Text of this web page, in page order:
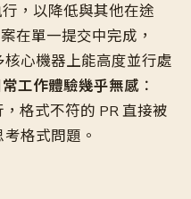
，以降低與其他在途
在單一提交中完成，
心機器上能高度並行處
工作體驗幾乎無感 ：
格式不符的 PR 直接被
格式問題。